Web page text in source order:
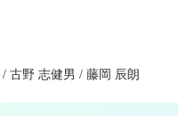
古野 志健男 / 藤岡 辰朗